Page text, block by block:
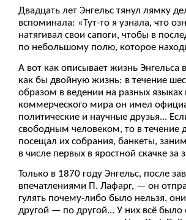
Двадцать лет Энгельс тянул лямку
вспоминала: «Тут-то я узнала, что
натягивал свои сапоги, чтобы в
по небольшому полю, которое
А вот как описывает жизнь
как бы двойную жизнь: в течение
образом в ведении на разных
коммерческого мира он имел
политические и научные друзья...
свободным человеком, то в течение
посещал их собрания, банкеты,
в числе первых в яростной скачке
Только в 1870 году Энгельс, после
впечатлениями П. Лафарг, — он
гулять почему-либо было нельзя,
другой — по другой... У них всё